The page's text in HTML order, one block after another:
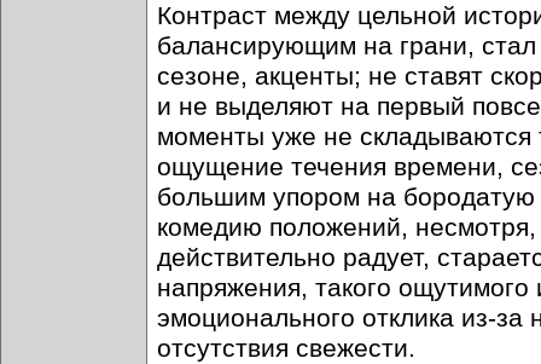
Контраст между цельной
балансирующим на грани, стал
сезоне, акценты; не ставят
и не выделяют на первый
моменты уже не складываются
ощущение течения времени,
большим упором на
комедию положений,
действительно радует,
напряжения, такого
эмоционального отклика из-
отсутствия свежести.